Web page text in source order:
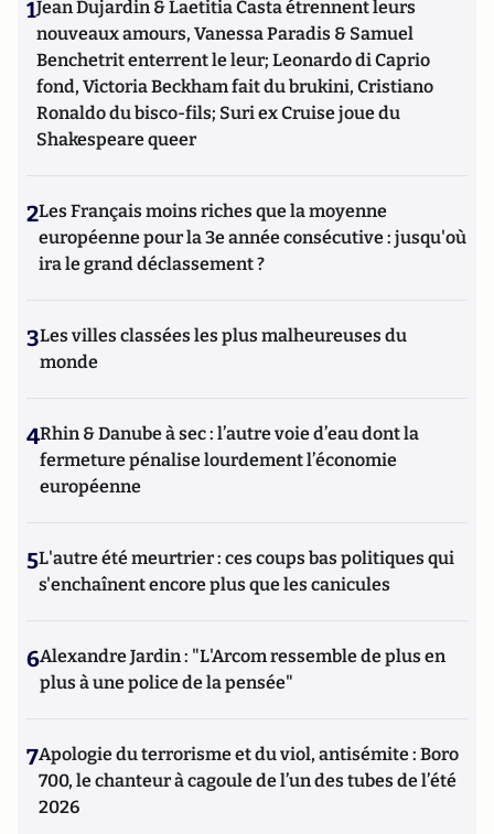
1Jean Dujardin & Laetitia Casta étrennent leurs
nouveaux amours, Vanessa Paradis & Samuel
Benchetrit enterrent le leur; Leonardo di Caprio
fond, Victoria Beckham fait du brukini, Cristiano
Ronaldo du bisco-fils; Suri ex Cruise joue du
Shakespeare queer
2Les Français moins riches que la moyenne
européenne pour la 3e année consécutive : jusqu'où
ira le grand déclassement ?
3Les villes classées les plus malheureuses du
monde
4Rhin & Danube à sec : l’autre voie d’eau dont la
fermeture pénalise lourdement l’économie
européenne
5L'autre été meurtrier : ces coups bas politiques qui
s'enchaînent encore plus que les canicules
6Alexandre Jardin : "L'Arcom ressemble de plus en
plus à une police de la pensée"
7Apologie du terrorisme et du viol, antisémite : Boro
700, le chanteur à cagoule de l’un des tubes de l’été
2026